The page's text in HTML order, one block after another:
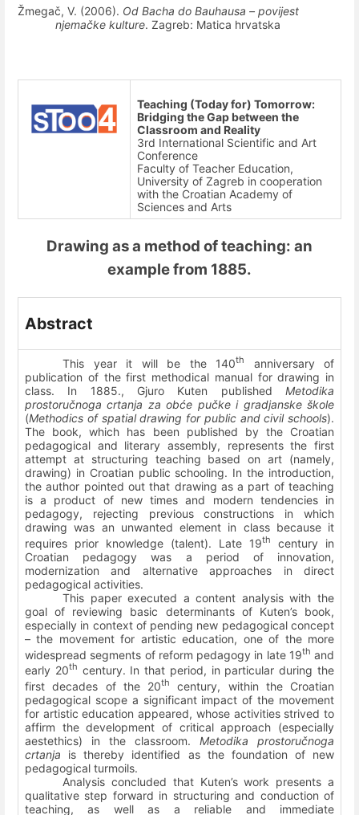
Žmegač, V. (2006). Od Bacha do Bauhausa – povijest
njemačke kulture. Zagreb: Matica hrvatska
Teaching (Today for) Tomorrow:
Bridging the Gap between the
Classroom and Reality
3rd International Scientific and Art
Conference
Faculty of Teacher Education,
University of Zagreb in cooperation
with the Croatian Academy of
Sciences and Arts
Drawing as a method of teaching: an
example from 1885.
Abstract
This year it will be the 140th
anniversary of
publication of the first methodical manual for drawing in
class. In 1885., Gjuro Kuten published Metodika
prostoručnoga crtanja za obće pučke i gradjanske škole
(Methodics of spatial drawing for public and civil schools).
The book, which has been published by the Croatian
pedagogical and literary assembly, represents the first
attempt at structuring teaching based on art (namely,
drawing) in Croatian public schooling. In the introduction,
the author pointed out that drawing as a part of teaching
is a product of new times and modern tendencies in
pedagogy, rejecting previous constructions in which
drawing was an unwanted element in class because it
requires prior knowledge (talent). Late 19th
century in
Croatian pedagogy was a period of innovation,
modernization and alternative approaches in direct
pedagogical activities.
This paper executed a content analysis with the
goal of reviewing basic determinants of Kuten’s book,
especially in context of pending new pedagogical concept
– the movement for artistic education, one of the more
widespread segments of reform pedagogy in late 19th and
early 20th century. In that period, in particular during the
first decades of the 20th
century, within the Croatian
pedagogical scope a significant impact of the movement
for artistic education appeared, whose activities strived to
affirm the development of critical approach (especially
aestethics) in the classroom. Metodika prostoručnoga
crtanja is thereby identified as the foundation of new
pedagogical turmoils.
Analysis concluded that Kuten’s work presents a
qualitative step forward in structuring and conduction of
teaching, as well as a reliable and immediate